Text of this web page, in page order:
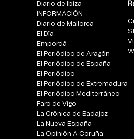
Diario de Ibiza
INFORMACIÓN
Diario de Mallorca
El Día
Empordà
El Periódico de Aragón
El Periódico de España
El Periódico
El Periódico de Extremadura
El Periódico Mediterráneo
Faro de Vigo
La Crónica de Badajoz
La Nueva España
La Opinión A Coruña